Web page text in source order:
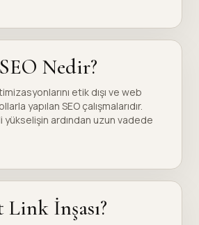
Nedir?
etik dışı ve web
yapılan SEO çalışmalarıdır.
yükselişin ardından uzun vadede
İnşası?